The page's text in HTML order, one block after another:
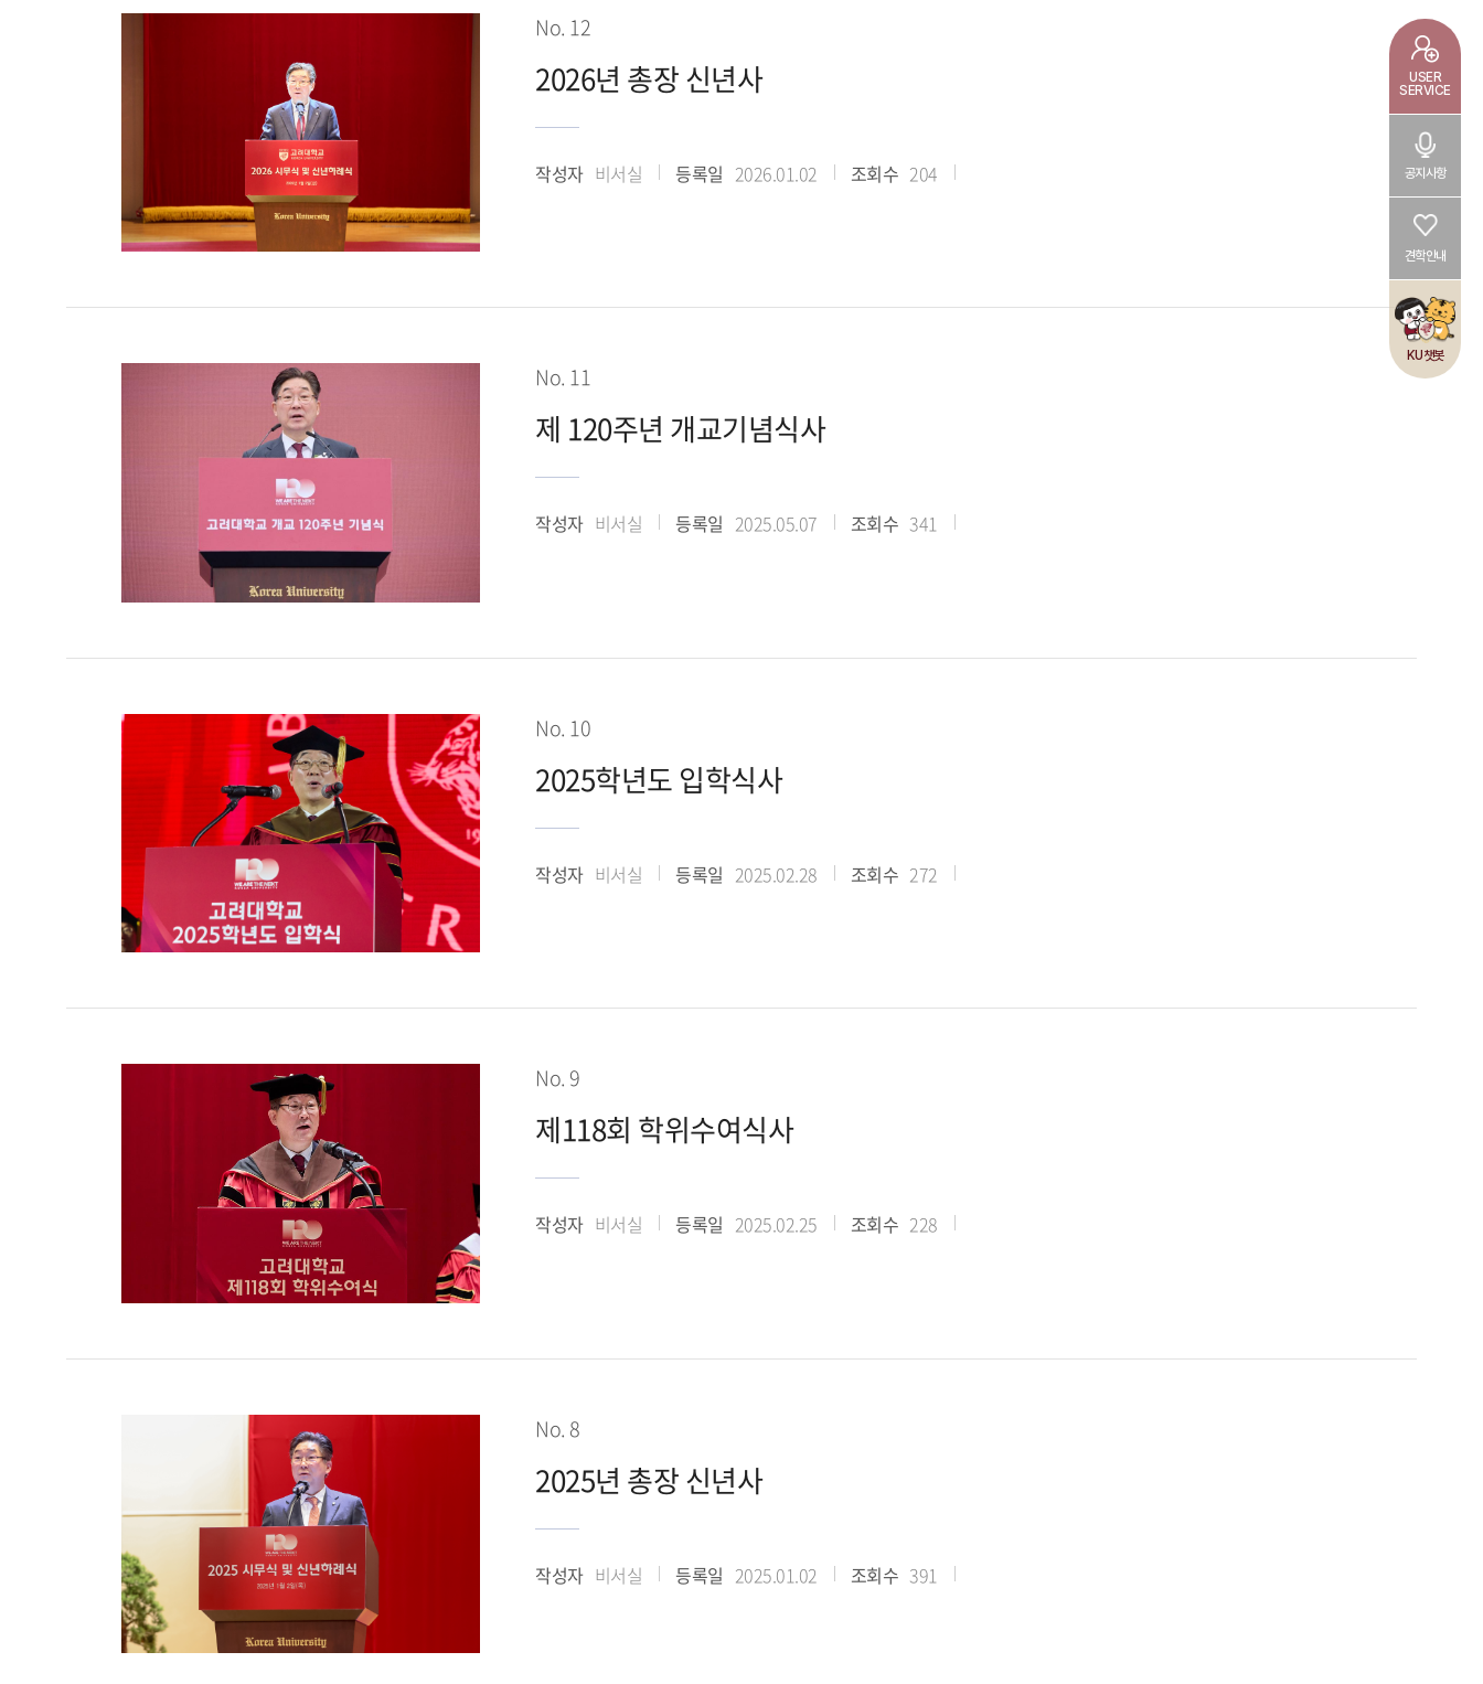
USER
SERVICE
공지사항
견학안내
KU챗봇
No. 12
2026년 총장 신년사
작성자 비서실 등록일 2026.01.02 조회수 204
No. 11
제 120주년 개교기념식사
작성자 비서실 등록일 2025.05.07 조회수 341
No. 10
2025학년도 입학식사
작성자 비서실 등록일 2025.02.28 조회수 272
No. 9
제118회 학위수여식사
작성자 비서실 등록일 2025.02.25 조회수 228
No. 8
2025년 총장 신년사
작성자 비서실 등록일 2025.01.02 조회수 391